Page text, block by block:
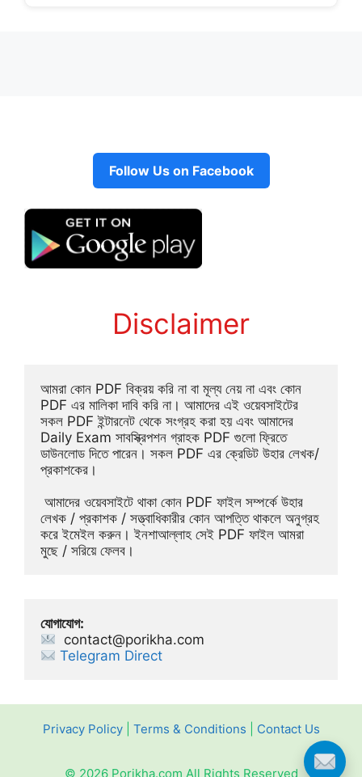
Follow Us on Facebook
Disclaimer
আমরা কোন PDF বিক্রয় করি না বা মূল্য নেয় না এবং কোন
PDF এর মালিকা দাবি করি না। আমাদের এই ওয়েবসাইটের
সকল PDF ইন্টারনেট থেকে সংগ্রহ করা হয় এবং আমাদের
Daily Exam সাবস্ক্রিপশন গ্রাহক PDF গুলো ফ্রিতে
ডাউনলোড দিতে পারেন। সকল PDF এর ক্রেডিট উহার লেখক/
প্রকাশকের।
লেখক / প্রকাশক / সত্ত্বাধিকারীর কোন আপত্তি থাকলে অনুগ্রহ
করে ইমেইল করুন। ইনশাআল্লাহ সেই PDF ফাইল আমরা
মুছে / সরিয়ে ফেলব।
যোগাযোগ:
contact@porikha.com
Telegram Direct
Privacy Policy| Terms & Conditions Contact Us
© 2026 Porikha.com All Rights Reserved